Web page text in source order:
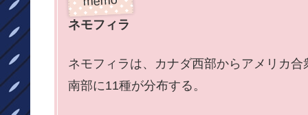
ネモフィラ
ネモフィラは、カナダ西部からアメリカ
南部に11種が分布する。